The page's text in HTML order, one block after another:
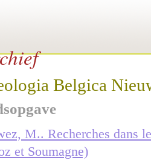
Belgica
M.. Recherches dans
et Soumagne)